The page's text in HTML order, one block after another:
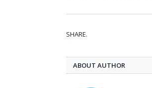
SHARE.
ABOUT AUTHOR